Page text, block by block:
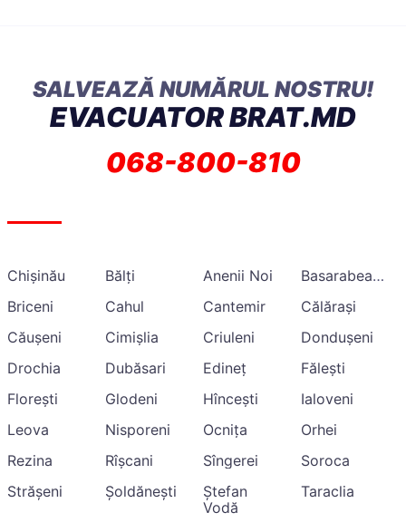
SALVEAZĂ NUMĂRUL NOSTRU!
EVACUATOR BRAT.MD
068-800-810
Chișinău Bălți Anenii Noi
Basarabeasca
Briceni
Cahul Cantemir
Călărași
Căușeni
Cimișlia Criuleni
Dondușeni
Drochia
Dubăsari Edineț
Fălești
Florești
Glodeni Hîncești
Ialoveni
Leova
Nisporeni Ocnița
Orhei
Rezina
Rîșcani Sîngerei
Soroca
Strășeni
Șoldănești
Ștefan
Vodă
Taraclia